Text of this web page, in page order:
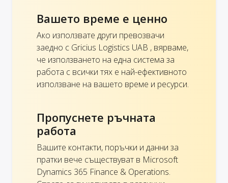
Вашето време е ценно
Ако използвате други превозвачи
заедно с Gricius Logistics UAB , вярваме,
че използването на една система за
работа с всички тях е най-ефективното
използване на вашето време и ресурси.
Пропуснете ръчната
работа
Вашите контакти, поръчки и данни за
пратки вече съществуват в Microsoft
Dynamics 365 Finance & Operations.